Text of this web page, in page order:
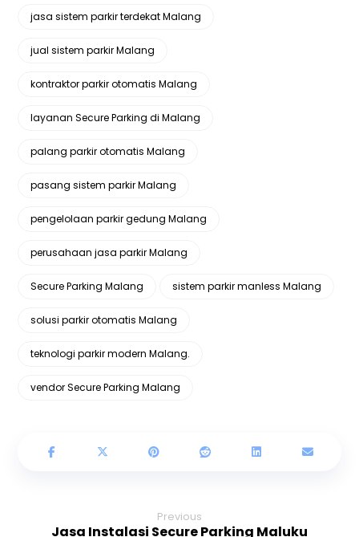
jasa sistem parkir terdekat Malang
jual sistem parkir Malang
kontraktor parkir otomatis Malang
layanan Secure Parking di Malang
palang parkir otomatis Malang
pasang sistem parkir Malang
pengelolaan parkir gedung Malang
perusahaan jasa parkir Malang
Secure Parking Malang sistem parkir manless Malang
solusi parkir otomatis Malang
teknologi parkir modern Malang.
vendor Secure Parking Malang
Previous
Jasa Instalasi Secure Parking Maluku